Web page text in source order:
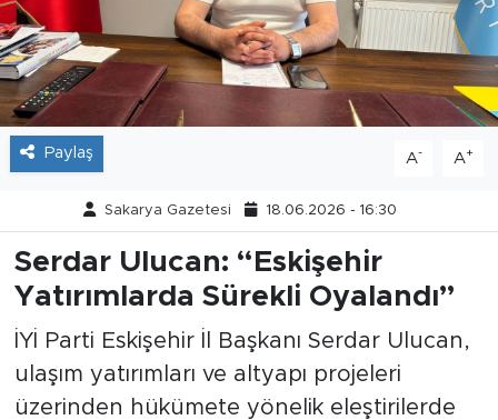
Paylaş A- A+
Sakarya Gazetesi 18.06.2026 - 16:30
Serdar Ulucan: “Eskişehir
Yatırımlarda Sürekli Oyalandı”
İYİ Parti Eskişehir İl Başkanı Serdar Ulucan,
ulaşım yatırımları ve altyapı projeleri
üzerinden hükümete yönelik eleştirilerde
Söyleşi
Foto Şaka
Teknoloji
Politika